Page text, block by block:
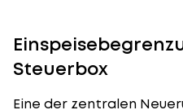
Steuerbox
Eine der zentralen